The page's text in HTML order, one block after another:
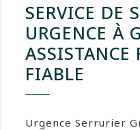
SERVICE DE
URGENCE À
ASSISTANCE
FIABLE
Urgence Serrurier